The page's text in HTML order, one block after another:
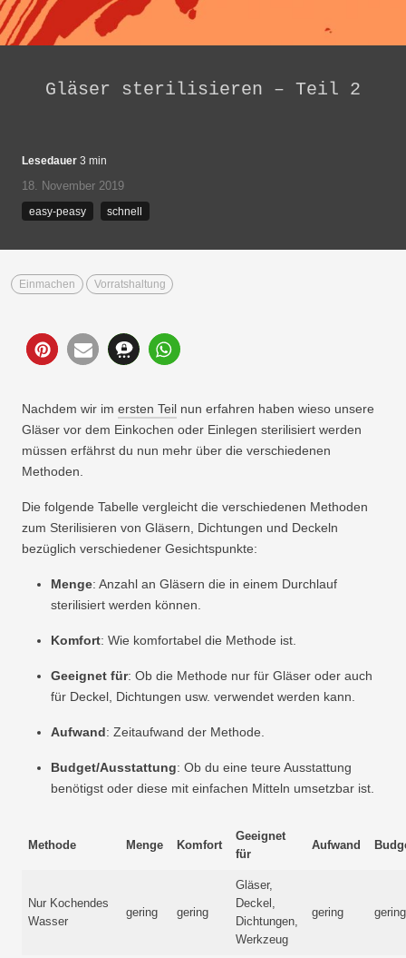
Gläser sterilisieren – Teil 2
Lesedauer 3 min
18. November 2019
easy-peasy schnell
Einmachen Vorratshaltung
1
Nachdem wir im ersten Teil nun erfahren haben wieso unsere
Gläser vor dem Einkochen oder Einlegen sterilisiert werden
müssen erfährst du nun mehr über die verschiedenen
Methoden.
Die folgende Tabelle vergleicht die verschiedenen Methoden
zum Sterilisieren von Gläsern, Dichtungen und Deckeln
bezüglich verschiedener Gesichtspunkte:
Menge: Anzahl an Gläsern die in einem Durchlauf
sterilisiert werden können.
Komfort: Wie komfortabel die Methode ist.
Geeignet für: Ob die Methode nur für Gläser oder auch
für Deckel, Dichtungen usw. verwendet werden kann.
Aufwand: Zeitaufwand der Methode.
Budget/Ausstattung: Ob du eine teure Ausstattung
benötigst oder diese mit einfachen Mitteln umsetzbar ist.
Methode Menge Komfort
Geeignet
für
Aufwand
Nur Kochendes
Wasser
gering gering
Gläser,
Deckel,
Dichtungen,
Werkzeug
gering gering